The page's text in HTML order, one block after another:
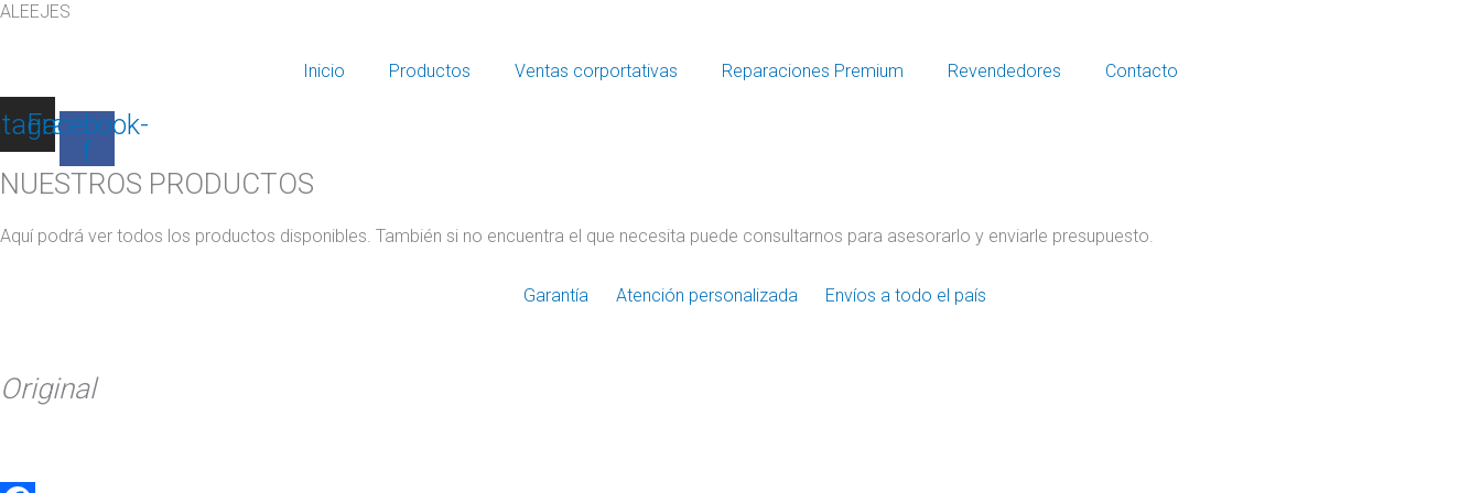
ALEEJES
Inicio Productos Ventas corportativas Reparaciones Premium Revendedores Contacto
Facebook-
f
NUESTROS PRODUCTOS
Aquí podrá ver todos los productos disponibles. También si no encuentra el que necesita puede consultarnos para asesorarlo y enviarle presupuesto.
Garantía Atención personalizada Envíos a todo el país
Original
Pointer,
motor,
cuna
de
motor